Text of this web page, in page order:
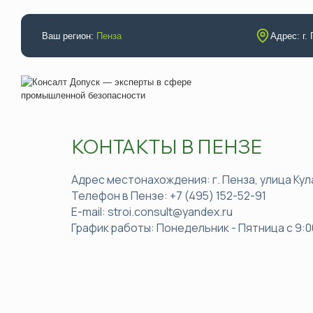
Ваш регион: Пенза Адрес: г.
Аттестации
Электробезопасность
Промышленная безопасность
Неразрушающий контроль (специалисты)
КОНТАКТЫ В ПЕНЗЕ
Адрес местонахождения: г. Пенза, улица
Телефон в Пензе: +7 (495) 152-52-91
E-mail: stroi.consult@yandex.ru
График работы: Понедельник - Пятница с